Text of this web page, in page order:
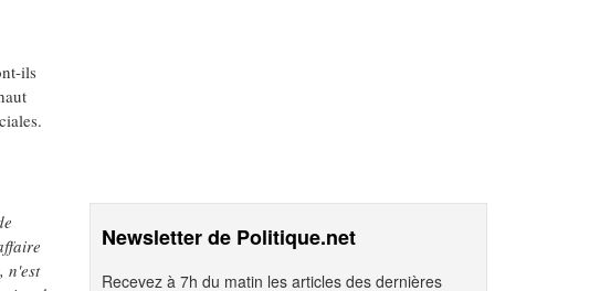
ils
n'est
Newsletter de Politique.net
Recevez à 7h du matin les articles des dernières